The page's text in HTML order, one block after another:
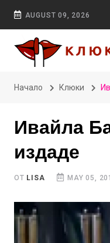
AUGUST 09, 2026
Начало Клюки
Ивайла
издаде
ОТ LISA MAY 05,